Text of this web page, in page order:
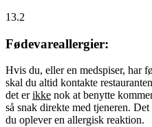
13.2
Fødevareallergier:
Hvis du, eller en medspiser, har
skal du altid kontakte
det erikke nok at benytte
så snak direkte med tjeneren.
du oplever en allergisk reaktion.